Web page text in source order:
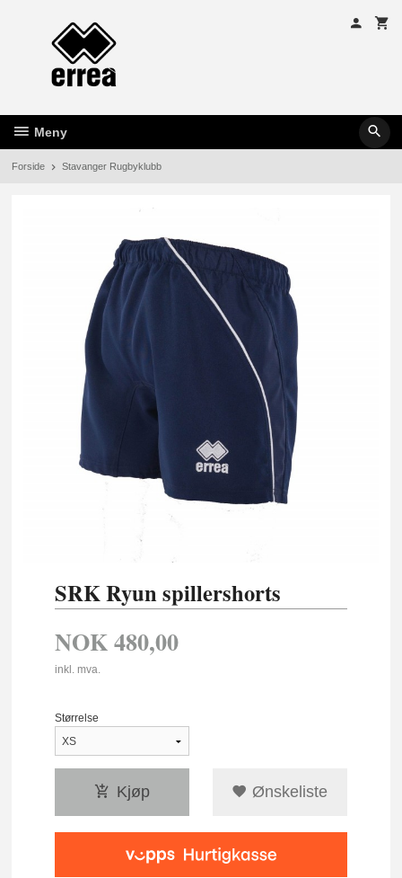
Meny
Forside Stavanger Rugbyklubb
SRK Ryun spillershorts
NOK480,00
inkl. mva.
Størrelse
Kjøp Ønskeliste